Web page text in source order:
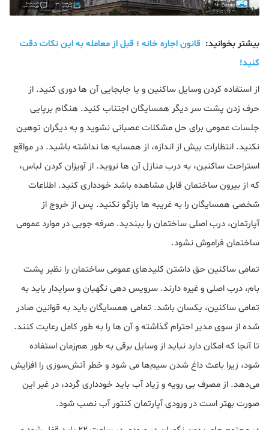
بیشتر بخوانید: قانون اجاره خانه ؛ قبل از معامله به این نکات دقت
کنید!
از استفاده کردن وسایل ساکنین و یا جابجایی آن ها دوری کنید. از
حرف زدن پشت سر دیگر همسایگان اجتناب کنید. هنگام برپایی
جلسات عمومی برای حل مشکلات عصبانی نشوید و به دیگران توهین
نکنید. انتظارات بیش از اندازه، از همسایه ها نداشته باشید. در مواقع
استراحت ساکنین، به درب منازل آن ها نروید. از آویزان کردن لباس،
که از بیرون ساختمان قابل مشاهده باشد خودداری کنید. اطلاعات
شخصی همسایگان را به غریبه ها بازگو نکنید. پس از خروج از
آپارتمان، درب اصلی ساختمان را ببندید. صرفه جویی در موارد عمومی
ساختمان فراموش نشود.
تمامی ساکنین حق داشتن کلیدهای عمومی ساختمان را نظیر پشت
بام، درب اصلی و غیره دارند. سرویس دهی نگهبان و سرایدار باید به
تمامی ساکنین، یکسان باشد. تمامی همسایگان باید به قوانین صادر
شده از سوی مدیر احترام گذاشته و آن ها را به طور کامل رعایت کنند.
تا آنجا که امکان دارد نباید از وسایل برقی به طور هم‌زمان استفاده
شود، زیرا باعث داغ شدن سیم‌ها می شود و خطر آتش‌سوزی را افزایش
می‌دهد. از مصرف بی رویه و زیاد آب باید خودداری گردد، در غیر این
صورت بهتر است در ورودی آپارتمان کنتور آب نصب شود.